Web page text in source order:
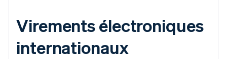
Virements électroniques
internationaux